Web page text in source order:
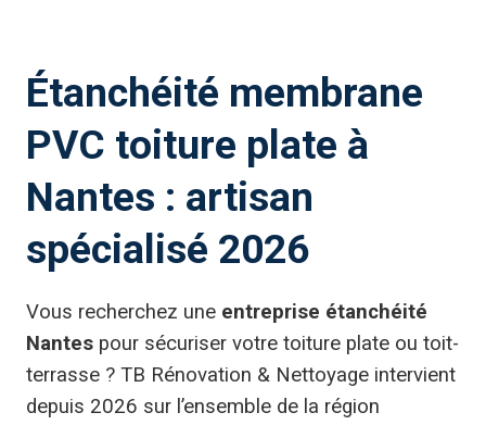
Étanchéité membrane
PVC toiture plate à
Nantes : artisan
spécialisé 2026
Vous recherchez une entreprise étanchéité
Nantes pour sécuriser votre toiture plate ou toit-
terrasse ? TB Rénovation & Nettoyage intervient
depuis 2026 sur l’ensemble de la région